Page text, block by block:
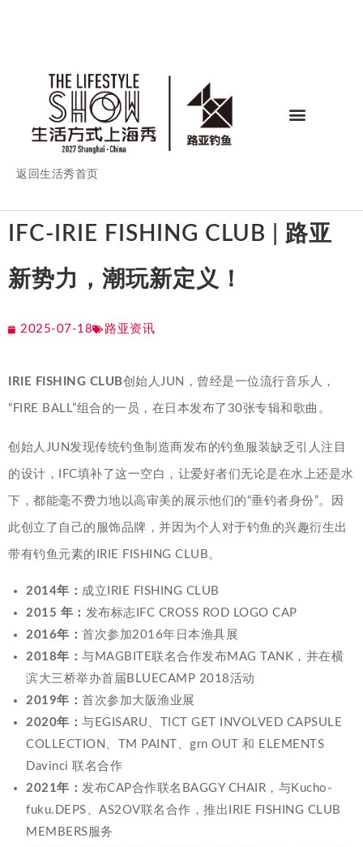
返回生活秀首页
IFC-IRIE FISHING CLUB | 路亚
新势力，潮玩新定义！
2025-07-18 路亚资讯
IRIE FISHING CLUB创始人JUN，曾经是一位流行音乐人，
“FIRE BALL”组合的一员，在日本发布了30张专辑和歌曲。
创始人JUN发现传统钓鱼制造商发布的钓鱼服装缺乏引人注目
的设计，IFC填补了这一空白，让爱好者们无论是在水上还是水
下，都能毫不费力地以高审美的展示他们的“垂钓者身份”。因
此创立了自己的服饰品牌，并因为个人对于钓鱼的兴趣衍生出
带有钓鱼元素的IRIE FISHING CLUB。
2014年： 成立IRIE FISHING CLUB
2015 年： 发布标志IFC CROSS ROD LOGO CAP
2016年： 首次参加2016年日本渔具展
2018年： 与MAGBITE联名合作发布MAG TANK，并在横
滨大三桥举办首届BLUECAMP 2018活动
2019年： 首次参加大阪渔业展
2020年： 与EGISARU、TICT GET INVOLVED CAPSULE
COLLECTION、TM PAINT、grn OUT 和 ELEMENTS
Davinci 联名合作
2021年： 发布CAP合作联名BAGGY CHAIR，与Kucho-
fuku.DEPS、AS2OV联名合作，推出IRIE FISHING CLUB
MEMBERS服务